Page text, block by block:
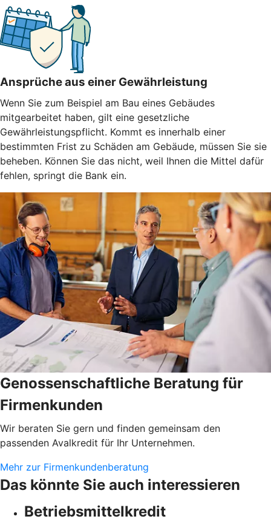
Ansprüche aus einer Gewährleistung
Wenn Sie zum Beispiel am Bau eines Gebäudes
mitgearbeitet haben, gilt eine gesetzliche
Gewährleistungspflicht. Kommt es innerhalb einer
bestimmten Frist zu Schäden am Gebäude, müssen Sie sie
beheben. Können Sie das nicht, weil Ihnen die Mittel dafür
fehlen, springt die Bank ein.
Genossenschaftliche Beratung für
Firmenkunden
Wir beraten Sie gern und finden gemeinsam den
passenden Avalkredit für Ihr Unternehmen.
Mehr zur Firmenkundenberatung
Das könnte Sie auch interessieren
Betriebsmittelkredit